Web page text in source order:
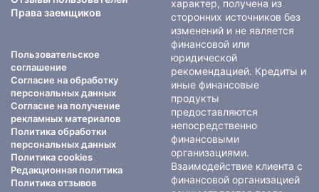
Права заемщиков
Пользовательское
соглашение
Согласие на обработку
персональных данных
Согласие на получение
рекламных материалов
Политика обработки
персональных данных
Политика cookies
Редакционная политика
Политика отзывов
характер, получена из
сторонних источников без
изменений и не является
финансовой или
юридической
рекомендацией. Кредиты и
иные финансовые
продукты
предоставляются
непосредственно
финансовыми
организациями.
Взаимодействие клиента с
финансовой организацией